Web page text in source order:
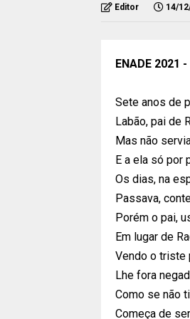
Editor 14/
ENADE 2021
Sete anos de
Labão, pai de
Mas não
E a ela só por
Os dias, na
Passava,
Porém o pai,
Em lugar de
Vendo o triste
Lhe fora
Como se não
Começa de